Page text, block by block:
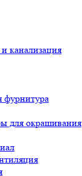
канализация
фурнитура
для окрашивания